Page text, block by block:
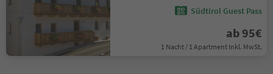
Südtirol Guest Pass
ab 95€
1 Nacht / 1 Apartment Inkl. MwSt.